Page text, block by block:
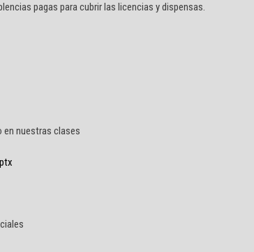
pagas para cubrir las licencias y dispensas.
en nuestras clases